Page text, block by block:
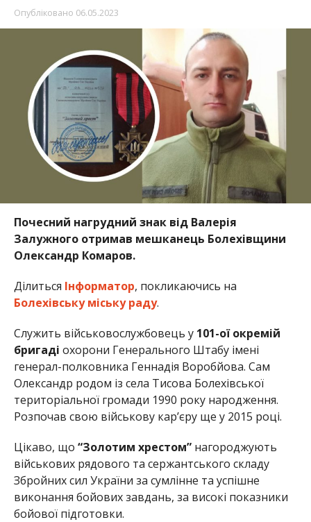
Опубліковано 06.05.2023
Почесний нагрудний знак від Валерія
Залужного отримав мешканець Болехівщини
Олександр Комаров.
Ділиться Інформатор, покликаючись на
Болехівську міську раду.
Служить військовослужбовець у101-ої окремій
бригаді охорони Генерального Штабу імені
генерал-полковника Геннадія Воробйова. Сам
Олександр родом із села Тисова Болехівської
територіальної громади 1990 року народження.
Розпочав свою військову кар’єру ще у 2015 році.
Цікаво, що “Золотим хрестом”нагороджують
військових рядового та сержантського складу
Збройних сил України за сумлінне та успішне
виконання бойових завдань, за високі показники
бойової підготовки.